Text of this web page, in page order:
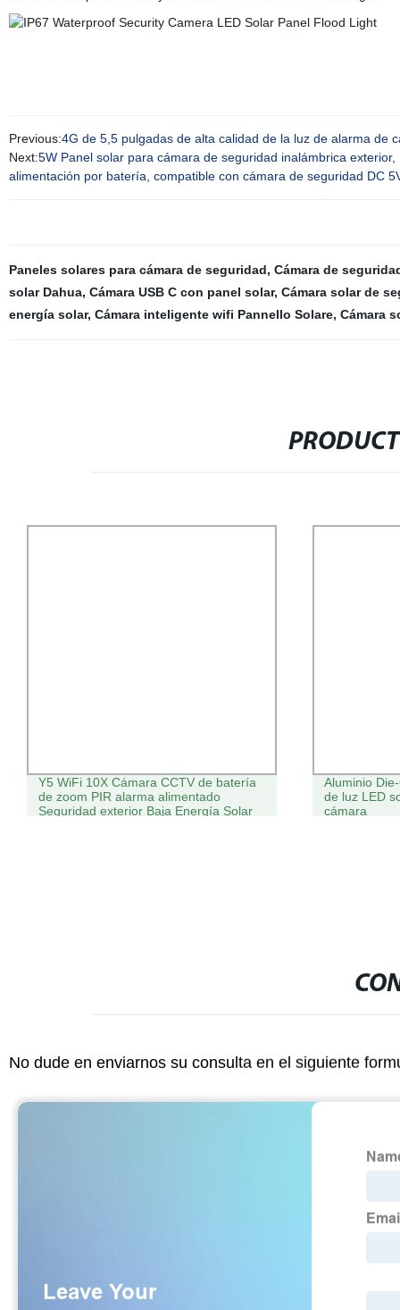
Previous:4G de 5,5 pulgadas de alta calidad de la luz de alarma de
Next:5W Panel solar para cámara de seguridad inalámbrica
alimentación por batería, compatible con cámara de seguridad DC
Paneles solares para cámara de seguridad, Cámara de
solar Dahua, Cámara USB C con panel solar, Cámara solar de
energía solar, Cámara inteligente wifi Pannello Solare, Cámara
Y5 WiFi 10X Cámara CCTV de batería
de zoom PIR alarma alimentado
Seguridad exterior Baja Energía Solar
Aluminio
de luz LED
cámara
No dude en enviarnos su consulta en el siguiente